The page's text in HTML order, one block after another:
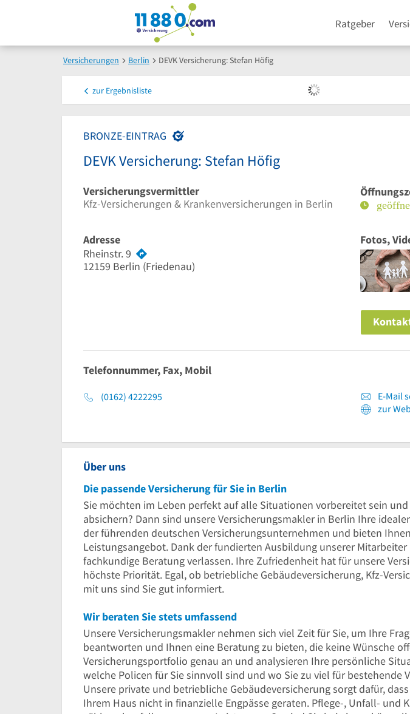
Ratgeber
Versicherungen Berlin DEVK Versicherung: Stefan Höfig
zur Ergebnisliste
BRONZE-EINTRAG
DEVK Versicherung: Stefan Höfig
Versicherungsvermittler
Kfz-Versicherungen & Krankenversicherungen in Berlin
Adresse
Rheinstr. 9
12159 Berlin (Friedenau)
Fotos,
Telefonnummer, Fax, Mobil
(0162) 4222295
E-Mail
zur
Über uns
Die passende Versicherung für Sie in Berlin
Sie möchten im Leben perfekt auf alle Situationen vorbereitet sein
absichern? Dann sind unsere Versicherungsmakler in Berlin Ihre
der führenden deutschen Versicherungsunternehmen und bieten
Leistungsangebot. Dank der fundierten Ausbildung unserer
fachkundige Beratung verlassen. Ihre Zufriedenheit hat für unsere
höchste Priorität. Egal, ob betriebliche Gebäudeversicherung, Kfz-
mit uns sind Sie gut informiert.
Wir beraten Sie stets umfassend
Unsere Versicherungsmakler nehmen sich viel Zeit für Sie, um Ihre
beantworten und Ihnen eine Beratung zu bieten, die keine Wünsche
Versicherungsportfolio genau an und analysieren Ihre persönliche
welche Policen für Sie sinnvoll sind und wo Sie zu viel für bestehende
Unsere private und betriebliche Gebäudeversicherung sorgt dafür,
Ihrem Haus nicht in finanzielle Engpässe geraten. Pflege-, Unfall- und